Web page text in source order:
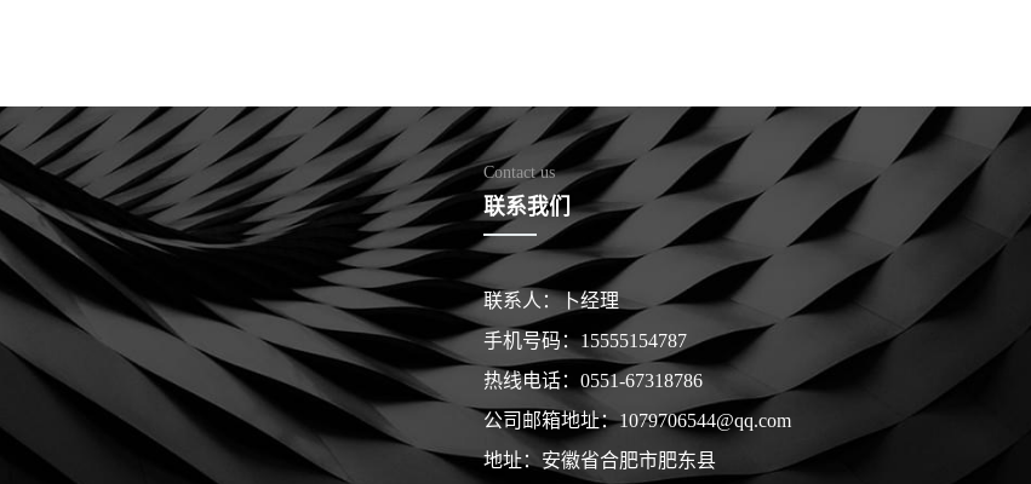
Contact us
联系我们
联系人：卜经理
手机号码：15555154787
热线电话：0551-67318786
公司邮箱地址：1079706544@qq.com
地址：安徽省合肥市肥东县